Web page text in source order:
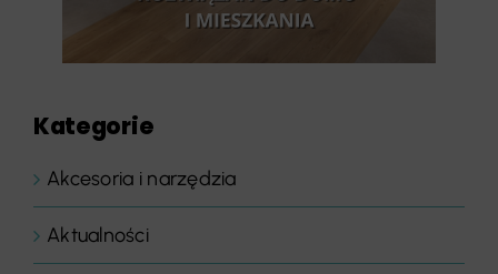
Kategorie
Akcesoria i narzędzia
Aktualności